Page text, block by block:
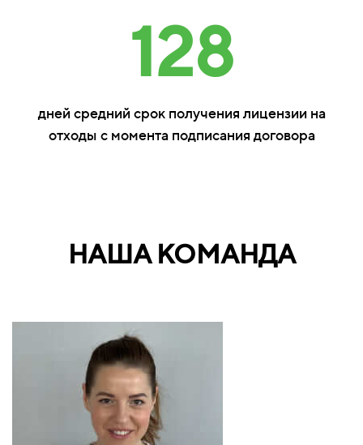
128
дней средний срок получения лицензии на
отходы с момента подписания договора
НАША КОМАНДА